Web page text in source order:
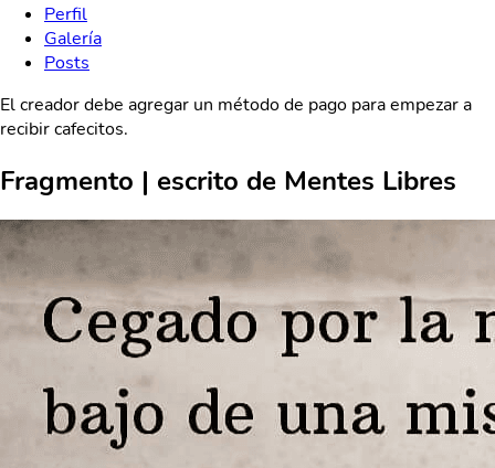
Perfil
Galería
Posts
El creador debe agregar un método de pago para empezar a
recibir cafecitos.
Fragmento | escrito de Mentes Libres